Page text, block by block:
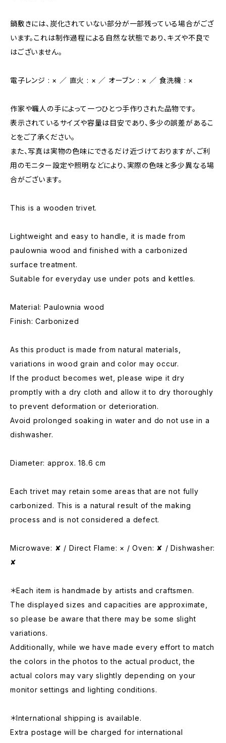
鍋敷きには、炭化されていない部分が一部残っている場合がござ
います。これは制作過程による自然な状態であり、キズや不良で
はございません。
電子レンジ : × ／ 直火 : × ／ オーブン : × ／ 食洗機 : ×
作家や職人の手によって一つひとつ手作りされた品物です。
表示されているサイズや容量は目安であり、多少の誤差があるこ
とをご了承ください。
また、写真は実物の色味にできるだけ近づけておりますが、ご利
用のモニター設定や照明などにより、実際の色味と多少異なる場
合がございます。
This is a wooden trivet.
Lightweight and easy to handle, it is made from
paulownia wood and finished with a carbonized
surface treatment.
Suitable for everyday use under pots and kettles.
Material: Paulownia wood
Finish: Carbonized
As this product is made from natural materials,
variations in wood grain and color may occur.
If the product becomes wet, please wipe it dry
promptly with a dry cloth and allow it to dry thoroughly
to prevent deformation or deterioration.
Avoid prolonged soaking in water and do not use in a
dishwasher.
Diameter: approx. 18.6 cm
Each trivet may retain some areas that are not fully
carbonized. This is a natural result of the making
process and is not considered a defect.
Microwave: ✘ / Direct Flame: × / Oven: ✘ / Dishwasher:
✘
＊Each item is handmade by artists and craftsmen.
The displayed sizes and capacities are approximate,
so please be aware that there may be some slight
variations.
Additionally, while we have made every effort to match
the colors in the photos to the actual product, the
actual colors may vary slightly depending on your
monitor settings and lighting conditions.
＊International shipping is available.
Extra postage will be charged for international